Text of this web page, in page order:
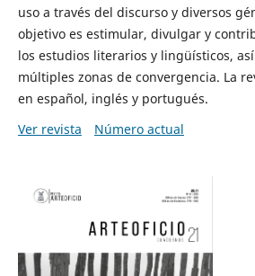
uso a través del discurso y diversos
objetivo es estimular, divulgar y
los estudios literarios y lingüísticos,
múltiples zonas de convergencia. La
en español, inglés y portugués.
Ver revista
Número actual